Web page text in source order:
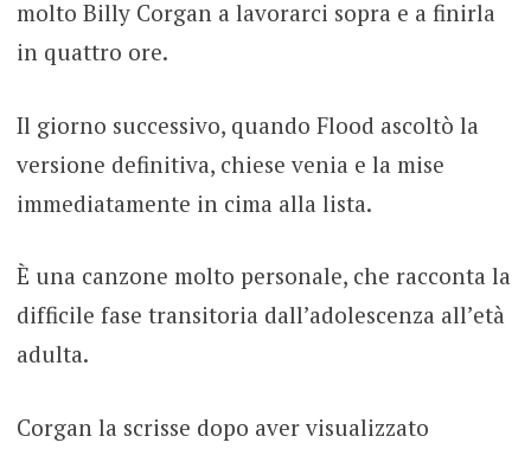
molto Billy Corgan a lavorarci sopra e a finirla
in quattro ore.
Il giorno successivo, quando Flood ascoltò la
versione definitiva, chiese venia e la mise
immediatamente in cima alla lista.
È una canzone molto personale, che racconta la
difficile fase transitoria dall’adolescenza all’età
adulta.
Corgan la scrisse dopo aver visualizzato